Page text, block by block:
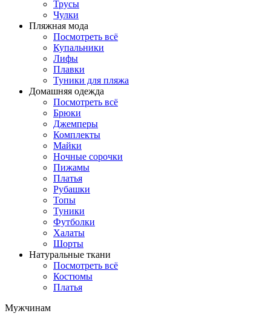
Трусы
Чулки
Пляжная мода
Посмотреть всё
Купальники
Лифы
Плавки
Туники для пляжа
Домашняя одежда
Посмотреть всё
Брюки
Джемперы
Комплекты
Майки
Ночные сорочки
Пижамы
Платья
Рубашки
Топы
Туники
Футболки
Халаты
Шорты
Натуральные ткани
Посмотреть всё
Костюмы
Платья
Мужчинам